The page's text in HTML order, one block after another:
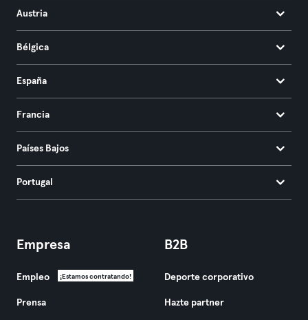
Austria
Bélgica
España
Francia
Países Bajos
Portugal
Empresa
Empleo ¡Estamos contratando!
Prensa
B2B
Deporte corporativo
Hazte partner